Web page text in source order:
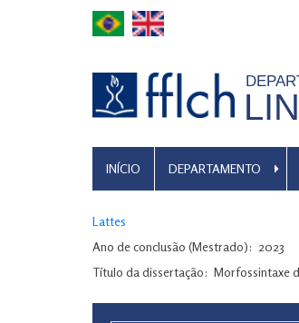
MENU
INÍCIO DEPARTAMENTO
Lattes
Ano de conclusão (Mestrado)
2023
Título da dissertação
Morfossintaxe